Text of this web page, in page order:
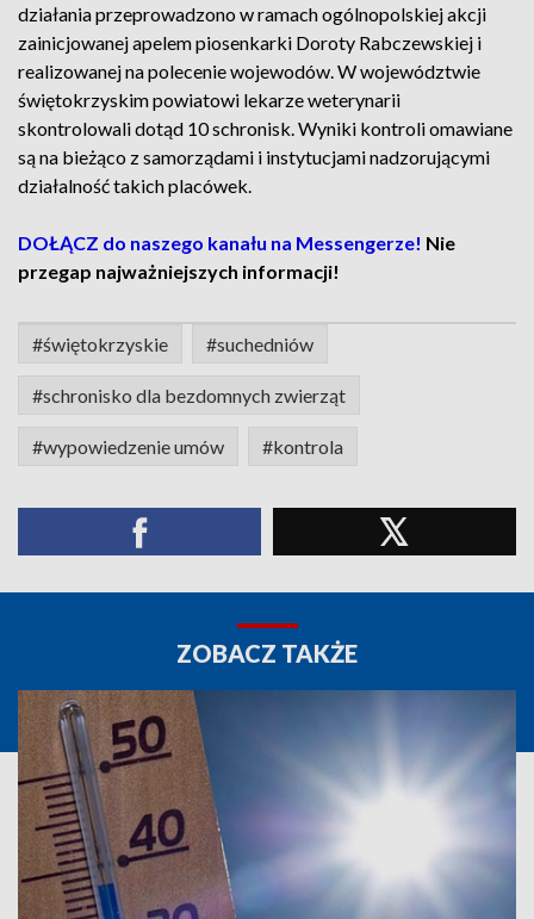
działania przeprowadzono w ramach ogólnopolskiej akcji
zainicjowanej apelem piosenkarki Doroty Rabczewskiej i
realizowanej na polecenie wojewodów. W województwie
świętokrzyskim powiatowi lekarze weterynarii
skontrolowali dotąd 10 schronisk. Wyniki kontroli omawiane
są na bieżąco z samorządami i instytucjami nadzorującymi
działalność takich placówek.
DOŁĄCZ do naszego kanału na Messengerze! Nie
przegap najważniejszych informacji!
#świętokrzyskie #suchedniów
#schronisko dla bezdomnych zwierząt
#wypowiedzenie umów #kontrola
ZOBACZ TAKŻE